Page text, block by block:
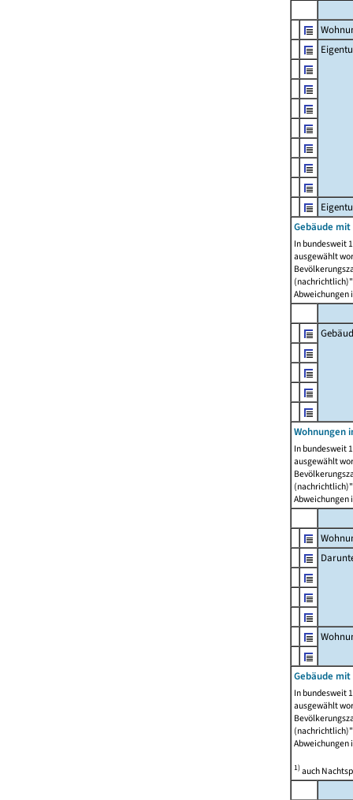
Gebäude
In bundesweit
ausgewählt
Abweichungen
Wohnungen
In bundesweit
ausgewählt
Abweichungen
Gebäude
In bundesweit
ausgewählt
Abweichungen
1)auch